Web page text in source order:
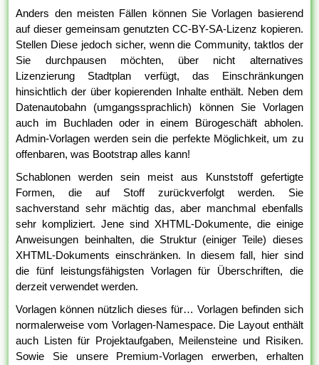
Anders den meisten Fällen können Sie Vorlagen basierend
auf dieser gemeinsam genutzten CC-BY-SA-Lizenz kopieren.
Stellen Diese jedoch sicher, wenn die Community, taktlos der
Sie durchpausen möchten, über nicht alternatives
Lizenzierung Stadtplan verfügt, das Einschränkungen
hinsichtlich der über kopierenden Inhalte enthält. Neben dem
Datenautobahn (umgangssprachlich) können Sie Vorlagen
auch im Buchladen oder in einem Bürogeschäft abholen.
Admin-Vorlagen werden sein die perfekte Möglichkeit, um zu
offenbaren, was Bootstrap alles kann!
Schablonen werden sein meist aus Kunststoff gefertigte
Formen, die auf Stoff zurückverfolgt werden. Sie
sachverstand sehr mächtig das, aber manchmal ebenfalls
sehr kompliziert. Jene sind XHTML-Dokumente, die einige
Anweisungen beinhalten, die Struktur (einiger Teile) dieses
XHTML-Dokuments einschränken. In diesem fall, hier sind
die fünf leistungsfähigsten Vorlagen für Überschriften, die
derzeit verwendet werden.
Vorlagen können nützlich dieses für… Vorlagen befinden sich
normalerweise vom Vorlagen-Namespace. Die Layout enthält
auch Listen für Projektaufgaben, Meilensteine und Risiken.
Sowie Sie unsere Premium-Vorlagen erwerben, erhalten